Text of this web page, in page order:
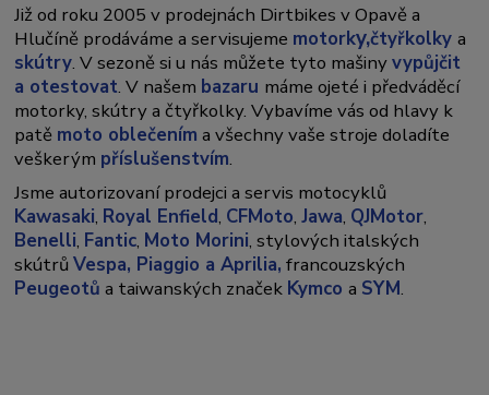
Již od roku 2005 v prodejnách Dirtbikes v Opavě a
Hlučíně prodáváme a servisujeme motorky,čtyřkolkya
skútry. V sezoně si u nás můžete tyto mašinyvypůjčit
a otestovat. V našem bazaru máme ojeté i předváděcí
motorky, skútry a čtyřkolky. Vybavíme vás od hlavy k
patě moto oblečením a všechny vaše stroje doladíte
veškerým příslušenstvím.
Jsme autorizovaní prodejci a servis motocyklů
Kawasaki, Royal Enfield, CFMoto,Jawa, QJMotor,
Benelli, Fantic, Moto Morini, stylových italských
skútrůVespa, Piaggio a Aprilia, francouzských
Peugeotů a taiwanských značek Kymcoa SYM.